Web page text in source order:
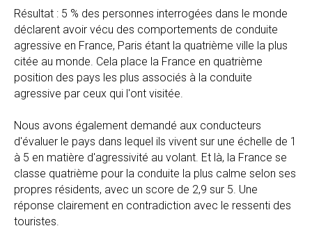
Résultat : 5 % des personnes interrogées dans le monde
déclarent avoir vécu des comportements de conduite
agressive en France, Paris étant la quatrième ville la plus
citée au monde. Cela place la France en quatrième
position des pays les plus associés à la conduite
agressive par ceux qui l'ont visitée.
Nous avons également demandé aux conducteurs
d'évaluer le pays dans lequel ils vivent sur une échelle de 1
à 5 en matière d'agressivité au volant. Et là, la France se
classe quatrième pour la conduite la plus calme selon ses
propres résidents, avec un score de 2,9 sur 5. Une
réponse clairement en contradiction avec le ressenti des
touristes.